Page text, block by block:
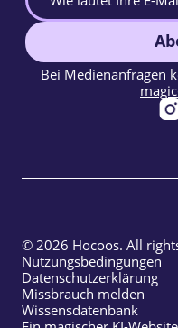
Bei Medienanfragen
© 2026 Hocoos. All
Nutzungsbedingungen
Datenschutzerklärung
Missbrauch melden
Wissensdatenbank